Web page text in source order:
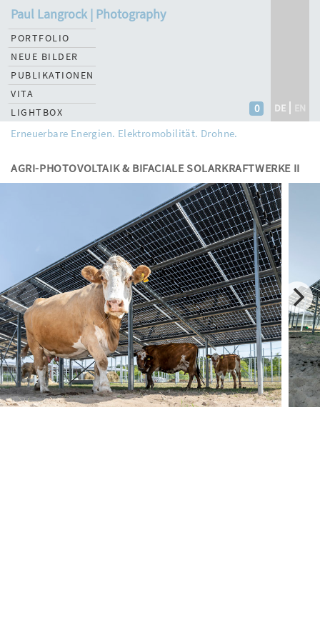
Paul Langrock | Photography
DE EN
0
PORTFOLIO
NEUE BILDER
PUBLIKATIONEN
VITA
LIGHTBOX
Erneuerbare Energien. Elektromobilität. Drohne.
AGRI-PHOTOVOLTAIK & BIFACIALE SOLARKRAFTWERKE II